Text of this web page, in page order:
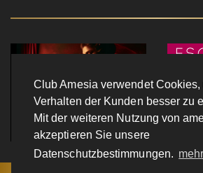
Club Amesia verwendet Cookies,
Verhalten der Kunden besser zu
Mit der weiteren Nutzung von
akzeptieren Sie unsere
Datenschutzbestimmungen.